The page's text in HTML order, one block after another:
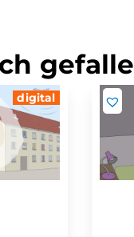
digital